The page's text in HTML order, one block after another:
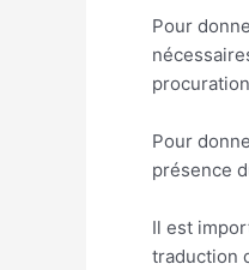
Pour
Pour
présence
Il est
traduction